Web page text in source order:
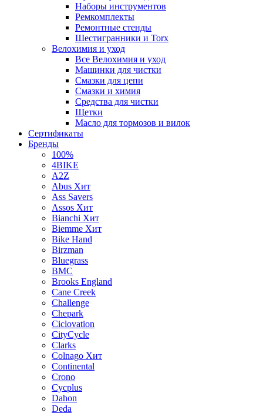
Наборы инструментов
Ремкомплекты
Ремонтные стенды
Шестигранники и Torx
Велохимия и уход
Все Велохимия и уход
Машинки для чистки
Смазки для цепи
Смазки и химия
Средства для чистки
Щетки
Масло для тормозов и вилок
Сертификаты
Бренды
100%
4BIKE
A2Z
Abus Хит
Ass Savers
Assos Хит
Bianchi Хит
Biemme Хит
Bike Hand
Birzman
Bluegrass
BMC
Brooks England
Cane Creek
Challenge
Chepark
Ciclovation
CityCycle
Clarks
Colnago Хит
Continental
Crono
Cycplus
Dahon
Deda